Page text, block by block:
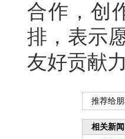
合作，创
排，表示
友好贡献力
推荐给朋
相关新闻